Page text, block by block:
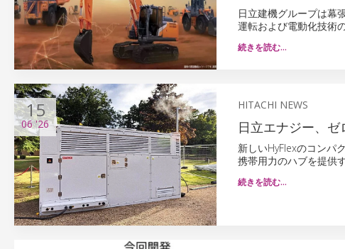
日立建機グループは幕
運転および電動化技術
続きを読む…
15
06'26
HITACHI NEWS
日立エナジー、
新しいHyFlexのコンパ
携帯用力のハブを提供
続きを読む…